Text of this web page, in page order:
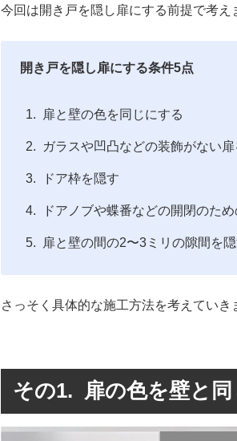
今回は開き戸を隠し扉にする前提で考え
開き戸を隠し扉にする条件5点
扉と壁の色を同じにする
ガラスや凹凸などの装飾がない
ドア枠を隠す
ドアノブや蝶番などの開閉のた
扉と壁の間の2〜3ミリの隙間を
さっそく具体的な施工方法を考えていき
その1. 扉の色を壁と同